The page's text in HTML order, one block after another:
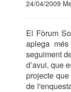
24/04/2009
El Fòrum
aplega
seguiment
d’avui, que
projecte
de